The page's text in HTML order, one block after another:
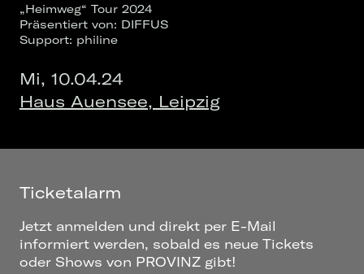
„Heimweg“ Tour 2024
Präsentiert von: DIFFUS
Support: philine
Mi, 10.04.24
Haus Auensee, Leipzig
Ticketalarm
Jetzt anmelden und direkt per E-Mail
informiert werden, sobald es neue Tickets
oder Shows von PROVINZ gibt!